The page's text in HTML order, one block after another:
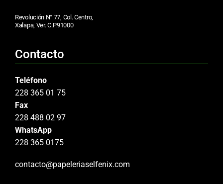
Revolución N° 77, Col. Centro,
Xalapa, Ver. C.P.91000
Contacto
Teléfono
228 365 01 75
Fax
228 488 02 97
WhatsApp
228 365 0175
contacto@papeleriaselfenix.com